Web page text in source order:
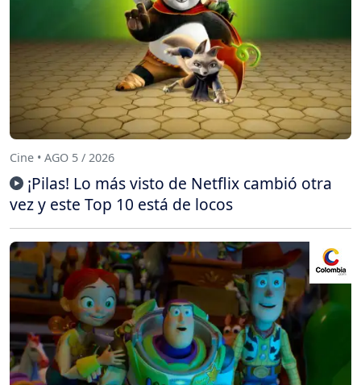
Cine • AGO 5 / 2026
¡Pilas! Lo más visto de Netflix cambió otra
vez y este Top 10 está de locos